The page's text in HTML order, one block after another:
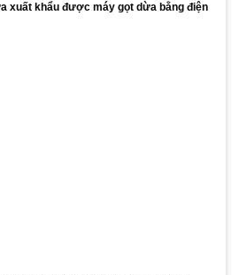
xuất khẩu được máy gọt dừa bằng điện